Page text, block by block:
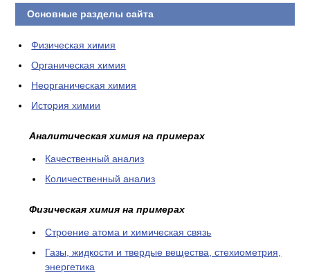
Основные разделы сайта
Физическая химия
Органическая химия
Неорганическая химия
История химии
Аналитическая химия на примерах
Качественный анализ
Количественный анализ
Физическая химия на примерах
Cтроение атома и химическая связь
Газы, жидкости и твердые вещества, стехиометрия,
энергетика